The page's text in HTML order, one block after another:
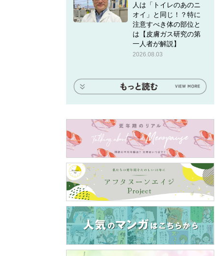
人は「トイレのあのニ
オイ」と同じ！？特に
注意すべき体の部位と
は【皮膚ガス研究の第
一人者が解説】
2026.08.03